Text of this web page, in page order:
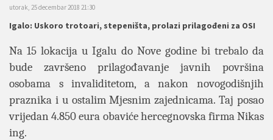
utorak, 25 decembar 2018 21:30
Igalo: Uskoro trotoari, stepeništa, prolazi prilagođeni za OSI
Na 15 lokacija u Igalu do Nove godine bi trebalo da
bude završeno prilagođavanje javnih površina
osobama s invaliditetom, a nakon novogodišnjih
praznika i u ostalim Mjesnim zajednicama. Taj posao
vrijedan 4.850 eura obaviće hercegnovska firma Nikas
ing.